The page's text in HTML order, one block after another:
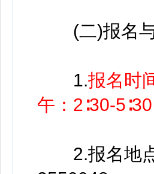
(二)报名与
1.报名时
午：2∶30-
2.报名地点